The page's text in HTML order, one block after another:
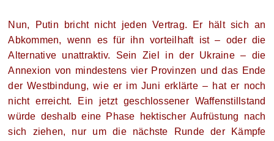
Nun, Putin bricht nicht jeden Vertrag. Er hält sich an
Abkommen, wenn es für ihn vorteilhaft ist – oder die
Alternative unattraktiv. Sein Ziel in der Ukraine – die
Annexion von mindestens vier Provinzen und das Ende
der Westbindung, wie er im Juni erklärte – hat er noch
nicht erreicht. Ein jetzt geschlossener Waffenstillstand
würde deshalb eine Phase hektischer Aufrüstung nach
sich ziehen, nur um die nächste Runde der Kämpfe